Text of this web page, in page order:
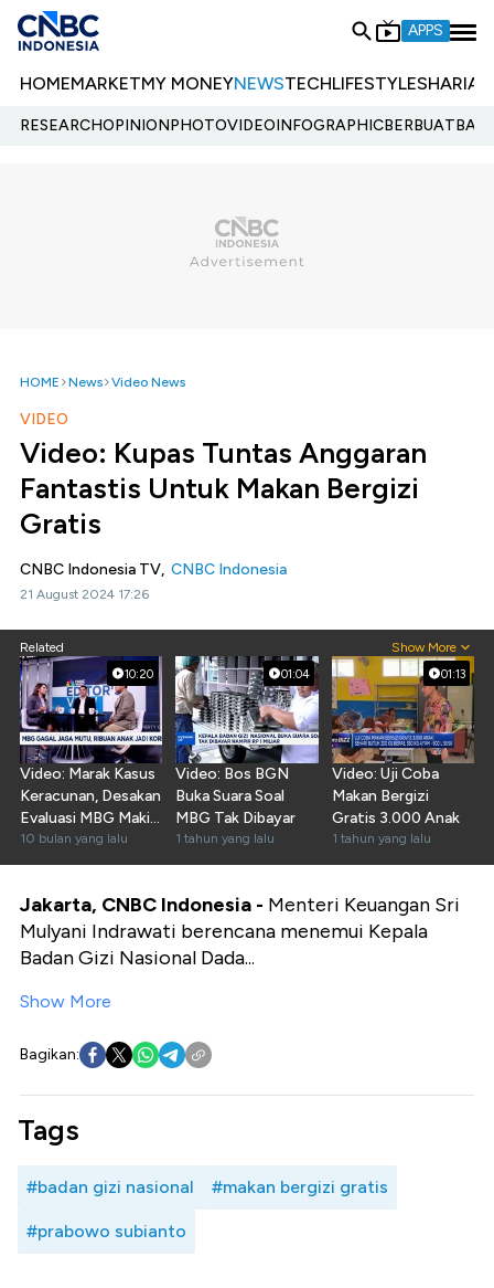
APPS
HOMEMARKETMY MONEYNEWSTECHLIFESTYLESHARIA
RESEARCHOPINIONPHOTOVIDEOINFOGRAPHIC
HOME News Video News
VIDEO
Video: Kupas Tuntas Anggaran
Fantastis Untuk Makan Bergizi
Gratis
CNBC Indonesia TV, CNBC Indonesia
21 August 2024 17:26
Related Show More
10:20
Video: Marak Kasus
Keracunan, Desakan
Evaluasi MBG Makin
Kuat
10 bulan yang lalu
01:04
Video: Bos BGN
Buka Suara Soal
MBG Tak Dibayar
1 tahun yang lalu
01:13
Video: Uji Coba
Makan Bergizi
Gratis 3.000 Anak
1 tahun yang lalu
Jakarta, CNBC Indonesia - Menteri Keuangan Sri
Mulyani Indrawati berencana menemui Kepala
Badan Gizi Nasional Dada...
Show More
Bagikan:
Tags
#badan gizi nasional #makan bergizi gratis
#prabowo subianto